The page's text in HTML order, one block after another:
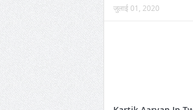
जुलाई 01, 2020